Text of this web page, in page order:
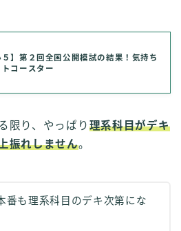
５】第２回全国公開模試の結果！気持ち
トコースター
限り、やっぱり 理系科目がデキ
振れしません。
番も理系科目のデキ次第にな